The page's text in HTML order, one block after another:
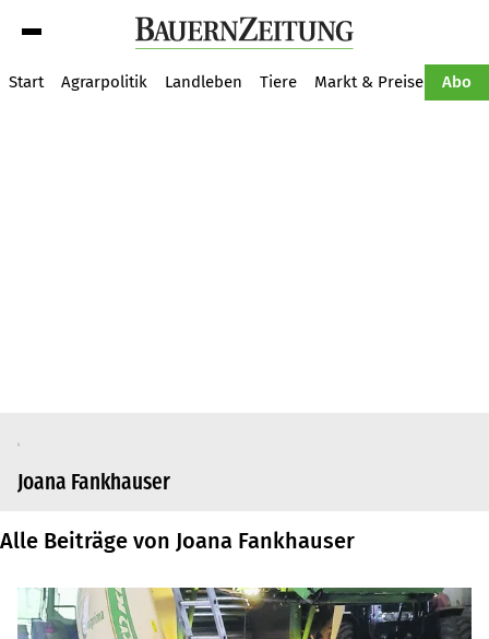
Start Agrarpolitik Landleben Tiere Markt & Preise Abo
Joana Fankhauser
Alle Beiträge von Joana Fankhauser